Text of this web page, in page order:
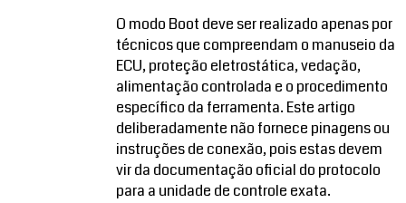
O modo Boot deve ser realizado apenas por
técnicos que compreendam o manuseio da
ECU, proteção eletrostática, vedação,
alimentação controlada e o procedimento
específico da ferramenta. Este artigo
deliberadamente não fornece pinagens ou
instruções de conexão, pois estas devem
vir da documentação oficial do protocolo
para a unidade de controle exata.